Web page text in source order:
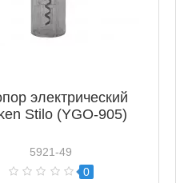
электрический
Stilo (YGO-905)
5921-49
0